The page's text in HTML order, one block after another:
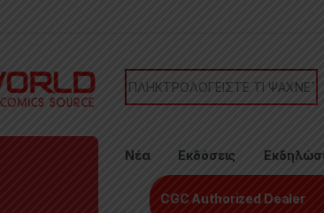
Νέα Εκδόσεις
CGC Authorized Dealer